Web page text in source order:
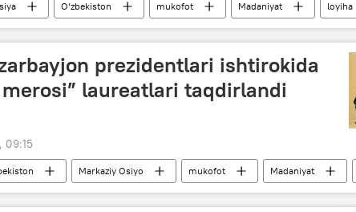
O‘zbekiston mukofot Madaniyat
loyiha
prezidentlari ishtirokida
merosi” laureatlari taqdirlandi
09:15
Markaziy Osiyo mukofot Madaniyat